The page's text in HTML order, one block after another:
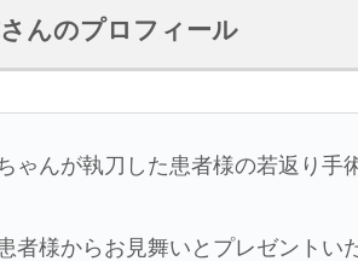
んのプロフィール
ゃんが執刀した患者様の若返り手
者様からお見舞いとプレゼントい